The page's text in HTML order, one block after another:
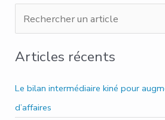
e
b
o
it
te
r
ke
dI
n
e
c
e
r
Articles récents
Le bilan intermédiaire kiné pour
d’affaires